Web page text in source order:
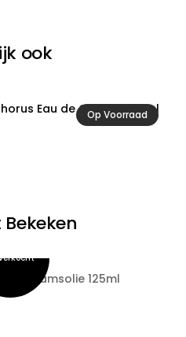
ook
Op Voorraad
Eau de Cologne 25ml
Bekeken
Lichaamsolie 125ml